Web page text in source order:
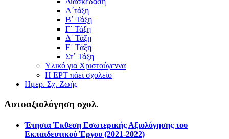
Α΄τάξη
Β΄ Τάξη
Γ΄ Τάξη
Δ΄ Τάξη
Ε΄ Τάξη
Στ΄ Τάξη
Υλικό για Χριστούγεννα
Η ΕΡΤ πάει σχολείο
Ημερ. Σχ. Ζωής
Αυτοαξιολόγηση σχολ.
Έτησια Έκθεση Εσωτερικής Αξιολόγησης του
Εκπαιδευτικού Έργου (2021-2022)